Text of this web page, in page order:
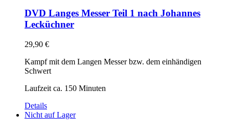
DVD Langes Messer Teil 1 nach Johannes
Lecküchner
29,90 €
Kampf mit dem Langen Messer bzw. dem einhändigen
Schwert
Laufzeit ca. 150 Minuten
Details
Nicht auf Lager